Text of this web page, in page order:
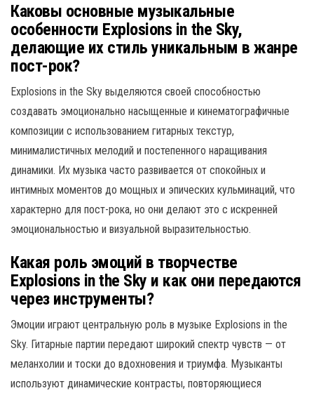
Каковы основные музыкальные
особенности Explosions in the Sky,
делающие их стиль уникальным в жанре
пост-рок?
Explosions in the Sky выделяются своей способностью
создавать эмоционально насыщенные и кинематографичные
композиции с использованием гитарных текстур,
минималистичных мелодий и постепенного наращивания
динамики. Их музыка часто развивается от спокойных и
интимных моментов до мощных и эпических кульминаций, что
характерно для пост-рока, но они делают это с искренней
эмоциональностью и визуальной выразительностью.
Какая роль эмоций в творчестве
Explosions in the Sky и как они передаются
через инструменты?
Эмоции играют центральную роль в музыке Explosions in the
Sky. Гитарные партии передают широкий спектр чувств — от
меланхолии и тоски до вдохновения и триумфа. Музыканты
используют динамические контрасты, повторяющиеся